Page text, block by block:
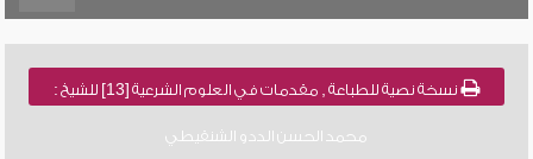
نسخة نصية للطباعة , مقدمات في العلوم الشرعية [13] للشيخ :
محمد الحسن الددو الشنقيطي